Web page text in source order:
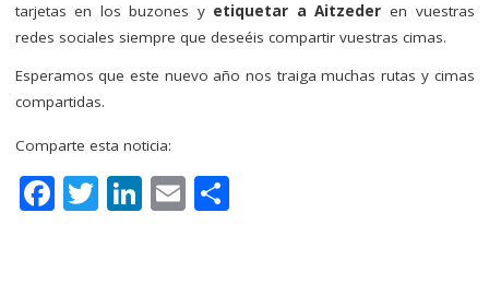
tarjetas en los buzones y etiquetar a Aitzeder en vuestras
redes sociales siempre que deseéis compartir vuestras cimas.
Esperamos que este nuevo año nos traiga muchas rutas y cimas
compartidas.
Comparte esta noticia:
F T Li E C